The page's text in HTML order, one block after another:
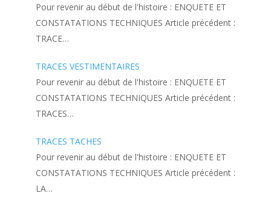
Pour revenir au début de l'histoire : ENQUETE ET
CONSTATATIONS TECHNIQUES Article précédent :
TRACE…
TRACES VESTIMENTAIRES
Pour revenir au début de l'histoire : ENQUETE ET
CONSTATATIONS TECHNIQUES Article précédent :
TRACES…
TRACES TACHES
Pour revenir au début de l'histoire : ENQUETE ET
CONSTATATIONS TECHNIQUES Article précédent :
LA…